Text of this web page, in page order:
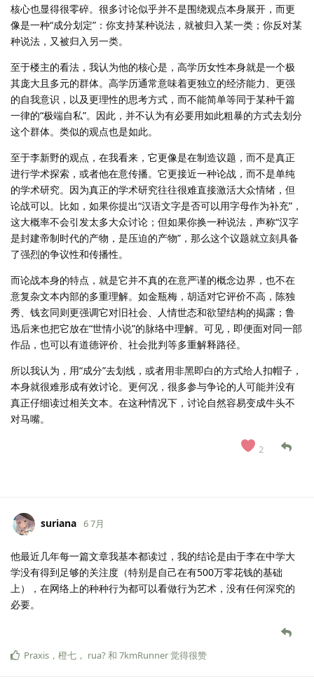
核心也显得很零碎。很多讨论似乎并不是围绕观点本身展开，而更
像是一种“成分划定”：你支持某种说法，就被归入某一类；你反对某
种说法，又被归入另一类。
至于楼主的看法，我认为他的核心是，高学历女性本身就是一个极
其庞大且多元的群体。高学历通常意味着更独立的经济能力、更强
的自我意识，以及更理性的思考方式，而不能简单等同于某种千篇
一律的“极端自私”。因此，并不认为有必要用如此粗暴的方式去划分
这个群体。类似的观点也是如此。
至于李新野的观点，在我看来，它更像是在制造议题，而不是真正
进行学术探索，或者他在意传播。它更接近一种论战，而不是单纯
的学术研究。因为真正的学术研究往往很难直接激活大众情绪，但
论战可以。比如，如果你提出“汉语文字是否可以用字母作为补充”，
这大概率不会引发太多大众讨论；但如果你换一种说法，声称“汉字
是封建帝制时代的产物，是压迫的产物”，那么这个议题就立刻具备
了强烈的争议性和传播性。
而论战本身的特点，就是它并不真的在意严谨的概念边界，也不在
意复杂文本内部的多重理解。如金瓶梅，胡适对它评价不高，陈独
秀、钱玄同则更强调它对旧社会、人情世态和欲望结构的揭露；鲁
迅后来也把它放在“世情小说”的脉络中理解。可见，即便面对同一部
作品，也可以有道德评价、社会批判等多重解释路径。
所以我认为，用“成分”去划线，或者用非黑即白的方式给人扣帽子，
本身就很难形成有效讨论。更何况，很多参与争论的人可能并没有
真正仔细读过相关文本。在这种情况下，讨论自然容易变成牛头不
对马嘴。
2
suriana 6 7月
他最近几年每一篇文章我基本都读过，我的结论是由于李在中学大
学没有得到足够的关注度（特别是自己在有500万零花钱的基础
上），在网络上的种种行为都可以看做行为艺术，没有任何深究的
必要。
Praxis ， 橙七 ， rua?和 7kmRunner觉得很赞